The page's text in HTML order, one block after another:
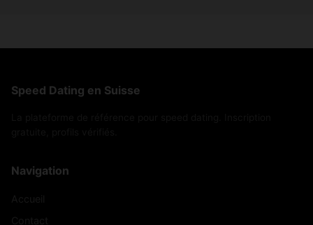
Speed Dating en Suisse
Navigation